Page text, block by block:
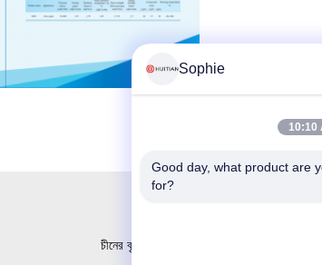
চীনের বৃহত্তম R&D এবং উৎপাদন আঠালো
Sophie
10:10
Good day, what product are
for?